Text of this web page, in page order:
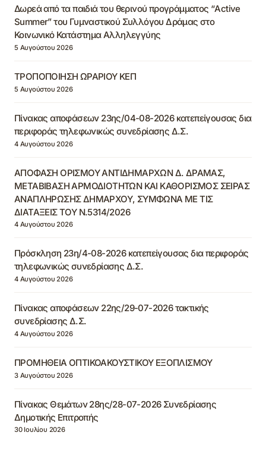
Δωρεά από τα παιδιά του θερινού προγράμματος “Active
Summer” του Γυμναστικού Συλλόγου Δράμας στο
Κοινωνικό Κατάστημα Αλληλεγγύης
5 Αυγούστου 2026
ΤΡΟΠΟΠΟΙΗΣΗ ΩΡΑΡΙΟΥ ΚΕΠ
5 Αυγούστου 2026
Πίνακας αποφάσεων 23ης/04-08-2026 κατεπείγουσας δια
περιφοράς τηλεφωνικώς συνεδρίασης Δ.Σ.
4 Αυγούστου 2026
ΑΠΟΦΑΣΗ ΟΡΙΣΜΟΥ ΑΝΤΙΔΗΜΑΡΧΩΝ Δ. ΔΡΑΜΑΣ,
ΜΕΤΑΒΙΒΑΣΗ ΑΡΜΟΔΙΟΤΗΤΩΝ ΚΑΙ ΚΑΘΟΡΙΣΜΟΣ ΣΕΙΡΑΣ
ΑΝΑΠΛΗΡΩΣΗΣ ΔΗΜΑΡΧΟΥ, ΣΥΜΦΩΝΑ ΜΕ ΤΙΣ
ΔΙΑΤΑΞΕΙΣ ΤΟΥ Ν.5314/2026
4 Αυγούστου 2026
Πρόσκληση 23η/4-08-2026 κατεπείγουσας δια περιφοράς
τηλεφωνικώς συνεδρίασης Δ.Σ.
4 Αυγούστου 2026
Πίνακας αποφάσεων 22ης/29-07-2026 τακτικής
συνεδρίασης Δ.Σ.
4 Αυγούστου 2026
ΠΡΟΜΗΘΕΙΑ ΟΠΤΙΚΟΑΚΟΥΣΤΙΚΟΥ ΕΞΟΠΛΙΣΜΟΥ
3 Αυγούστου 2026
Πίνακας Θεμάτων 28ης/28-07-2026 Συνεδρίασης
Δημοτικής Επιτροπής
30 Ιουλίου 2026